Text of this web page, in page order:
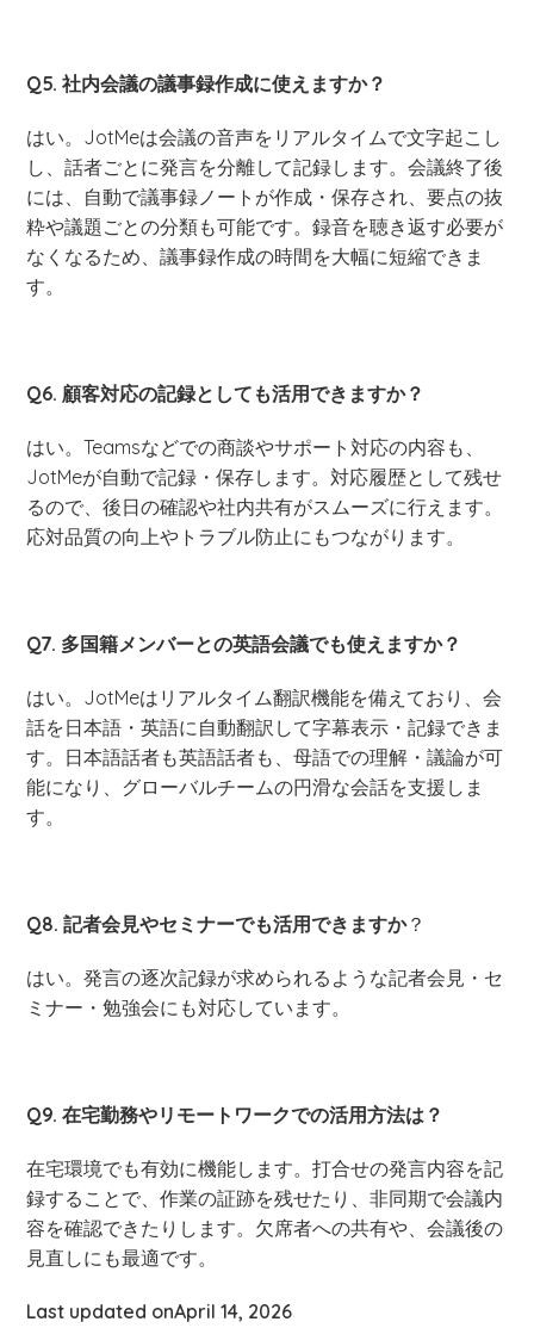
Q5. 社内会議の議事録作成に使えますか？
はい。JotMeは会議の音声をリアルタイムで文字起こし
し、話者ごとに発言を分離して記録します。会議終了後
には、自動で議事録ノートが作成・保存され、要点の抜
粋や議題ごとの分類も可能です。録音を聴き返す必要が
なくなるため、議事録作成の時間を大幅に短縮できま
す。
Q6. 顧客対応の記録としても活用できますか？
はい。Teamsなどでの商談やサポート対応の内容も、
JotMeが自動で記録・保存します。対応履歴として残せ
るので、後日の確認や社内共有がスムーズに行えます。
応対品質の向上やトラブル防止にもつながります。
Q7. 多国籍メンバーとの英語会議でも使えますか？
はい。JotMeはリアルタイム翻訳機能を備えており、会
話を日本語・英語に自動翻訳して字幕表示・記録できま
す。日本語話者も英語話者も、母語での理解・議論が可
能になり、グローバルチームの円滑な会話を支援しま
す。
Q8. 記者会見やセミナーでも活用できますか？
はい。発言の逐次記録が求められるような記者会見・セ
ミナー・勉強会にも対応しています。
Q9. 在宅勤務やリモートワークでの活用方法は？
在宅環境でも有効に機能します。打合せの発言内容を記
録することで、作業の証跡を残せたり、非同期で会議内
容を確認できたりします。欠席者への共有や、会議後の
見直しにも最適です。
Last updated onApril 14, 2026